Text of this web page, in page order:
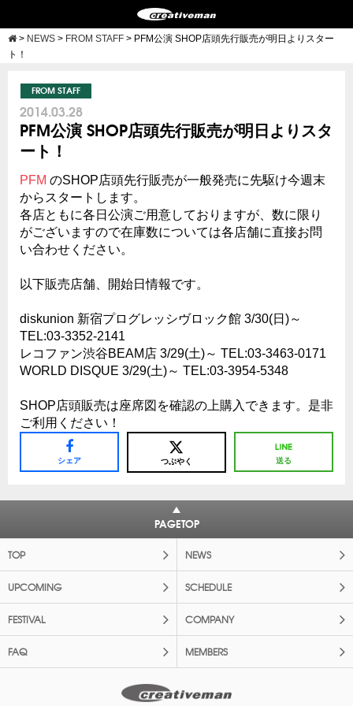
> NEWS > FROM STAFF > PFM公演 SHOP店頭先行販売が明日よりスター
ト！
FROM STAFF
2014.03.28
PFM公演 SHOP店頭先行販売が明日よりスタ
ート！
PFM のSHOP店頭先行販売が一般発売に先駆け今週末
からスタートします。
各店ともに各日公演ご用意しておりますが、数に限り
がございますので在庫数については各店舗に直接お問
い合わせください。
以下販売店舗、開始日情報です。
diskunion 新宿プログレッシヴロック館 3/30(日)～
TEL:03-3352-2141
レコファン渋谷BEAM店 3/29(土)～ TEL:03-3463-0171
WORLD DISQUE 3/29(土)～ TEL:03-3954-5348
SHOP店頭販売は座席図を確認の上購入できます。是非
ご利用ください！
シェア つぶやく 送る
PAGETOP
TOP NEWS
UPCOMING SCHEDULE
FESTIVAL COMPANY
FAQ MEMBERS